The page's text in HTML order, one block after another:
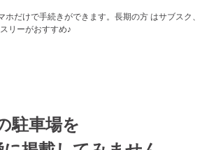
ホだけで手続きができます。長期の方 はサブスク、
リーがおすすめ♪
駐車場を